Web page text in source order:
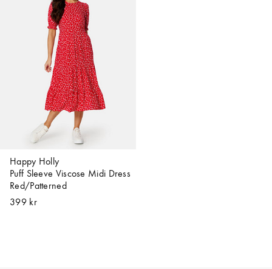
Happy Holly
Puff Sleeve Viscose Midi Dress
Red/Patterned
399 kr